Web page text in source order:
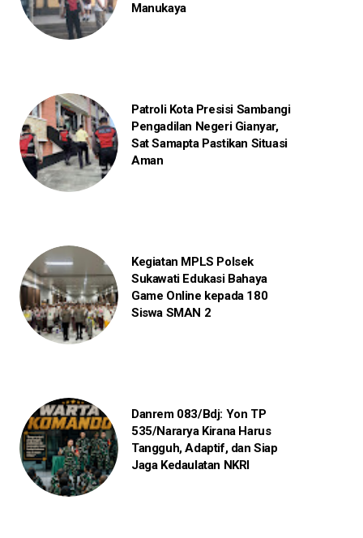
Manukaya
Patroli Kota Presisi Sambangi
Pengadilan Negeri Gianyar,
Sat Samapta Pastikan Situasi
Aman
Kegiatan MPLS Polsek
Sukawati Edukasi Bahaya
Game Online kepada 180
Siswa SMAN 2
Danrem 083/Bdj: Yon TP
535/Nararya Kirana Harus
Tangguh, Adaptif, dan Siap
Jaga Kedaulatan NKRI